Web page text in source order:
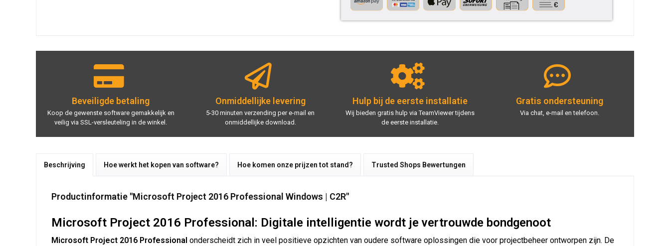
Beveiligde betaling
Koop de gewenste software gemakkelijk en
veilig via SSL-versleuteling in de winkel.
Onmiddellijke levering
5-30 minuten verzending per e-mail en
onmiddellijke download.
Hulp bij de eerste installatie
Wij bieden gratis hulp via TeamViewer tijdens
de eerste installatie.
Gratis ondersteuning
Via chat, e-mail en telefoon.
Beschrijving Hoe werkt het kopen van software? Hoe komen onze prijzen tot stand? Trusted Shops Bewertungen
Productinformatie "Microsoft Project 2016 Professional Windows | C2R"
Microsoft Project 2016 Professional: Digitale intelligentie wordt je vertrouwde bondgenoot
Microsoft Project 2016 Professional onderscheidt zich in veel positieve opzichten van oudere software oplossingen die voor projectbeheer ontworpen zijn. De